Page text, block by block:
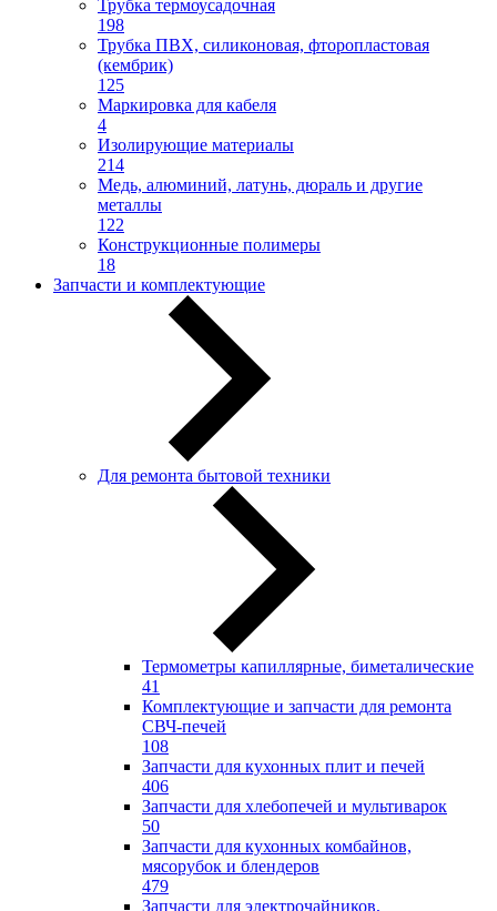
Трубка термоусадочная
198
Трубка ПВХ, силиконовая, фторопластовая
(кембрик)
125
Маркировка для кабеля
4
Изолирующие материалы
214
Медь, алюминий, латунь, дюраль и другие
металлы
122
Конструкционные полимеры
18
Запчасти и комплектующие
Для ремонта бытовой техники
Термометры капиллярные, биметалические
41
Комплектующие и запчасти для ремонта
СВЧ-печей
108
Запчасти для кухонных плит и печей
406
Запчасти для хлебопечей и мультиварок
50
Запчасти для кухонных комбайнов,
мясорубок и блендеров
479
Запчасти для электрочайников,